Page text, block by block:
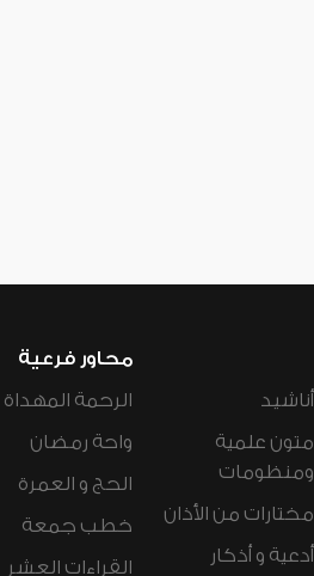
أناشيد
متون علمية
ومنظومات
مختارات من الأذان
أدعية و أذكار
محاور فرعية
الرحمة المهداة
واحة رمضان
الحج و العمرة
خطب جمعة
القراءات العشر